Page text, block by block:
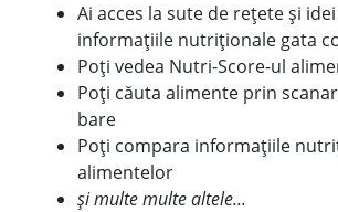
Ai acces la sute de rețete și
informațiile nutriționale gata
Poți vedea Nutri-Score-ul
Poți căuta alimente prin
bare
Poți compara informațiile
alimentelor
și multe multe altele...